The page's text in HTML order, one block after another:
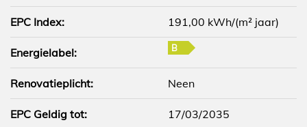
EPC Index: 191,00 kWh/(m² jaar)
Energielabel: B
Renovatieplicht: Neen
EPC Geldig tot: 17/03/2035